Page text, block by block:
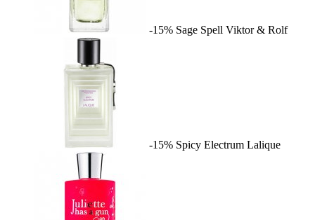
-15% Sage Spell Viktor & Rolf
-15% Spicy Electrum Lalique